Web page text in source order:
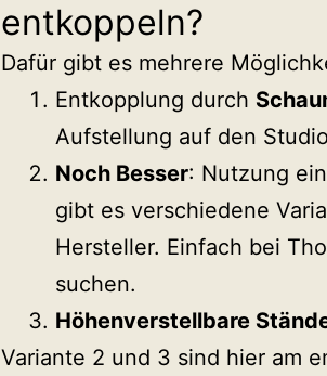
entkoppeln?
Dafür gibt es mehrere
Entkopplung durch
Aufstellung auf den
Noch Besser: Nutzung
gibt es verschiedene
Hersteller. Einfach bei
suchen.
Höhenverstellbare
Variante 2 und 3 sind hier am